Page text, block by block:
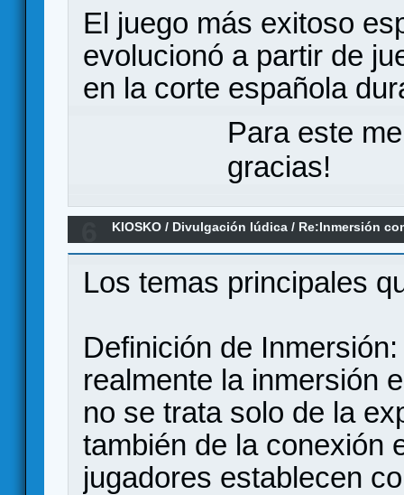
El juego más exitoso
evolucionó a partir de
en la corte española
Para este
gracias!
KIOSKO / Divulgación lúdica / Re:Inmersión
Los temas principales
Definición de
realmente la inmersión
no se trata solo de la
también de la conexión
jugadores establecen